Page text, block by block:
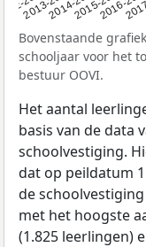
Bovenstaande
schooljaar voor het
bestuur OOVI.
Het aantal
basis van de data
schoolvestiging.
dat op peildatum
de
met het hoogste
(1.825 leerlingen)